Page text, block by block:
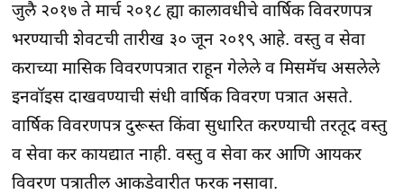
जुलै २०१७ ते मार्च २०१८ ह्या कालावधीचे वार्षिक विवरणपत्र
भरण्याची शेवटची तारीख ३० जून २०१९ आहे. वस्तु व सेवा
कराच्या मासिक विवरणपत्रात राहून गेलेले व मिसमॅच असलेले
इनवॉइस दाखवण्याची संधी वार्षिक विवरण पत्रात असते.
वार्षिक विवरणपत्र दुरूस्त किंवा सुधारित करण्याची तरतूद वस्तु
व सेवा कर कायद्यात नाही. वस्तु व सेवा कर आणि आयकर
विवरण पत्रातील आकडेवारीत फरक नसावा.